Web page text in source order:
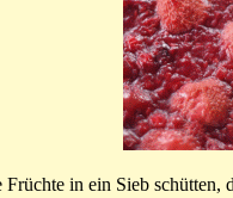
in ein Sieb schütten,